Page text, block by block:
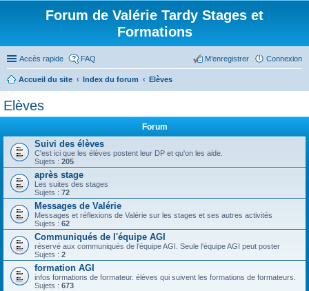
Forum de Valérie Tardy Stages et
Formations
Accès rapide FAQ Connexion
M’enregistrer
Accueil du site Index du forum Elèves
Elèves
Forum
Suivi des élèves
C'est ici que les élèves postent leur DP et qu'on les aide.
Sujets : 205
après stage
Les suites des stages
Sujets : 72
Messages de Valérie
Messages et réflexions de Valérie sur les stages et ses autres activités
Sujets : 62
Communiqués de l'équipe AGI
réservé aux communiqués de l'équipe AGI. Seule l'équipe AGI peut poster
Sujets : 2
formation AGI
infos formations de formateur. élèves qui suivent les formations de formateurs.
Sujets : 673